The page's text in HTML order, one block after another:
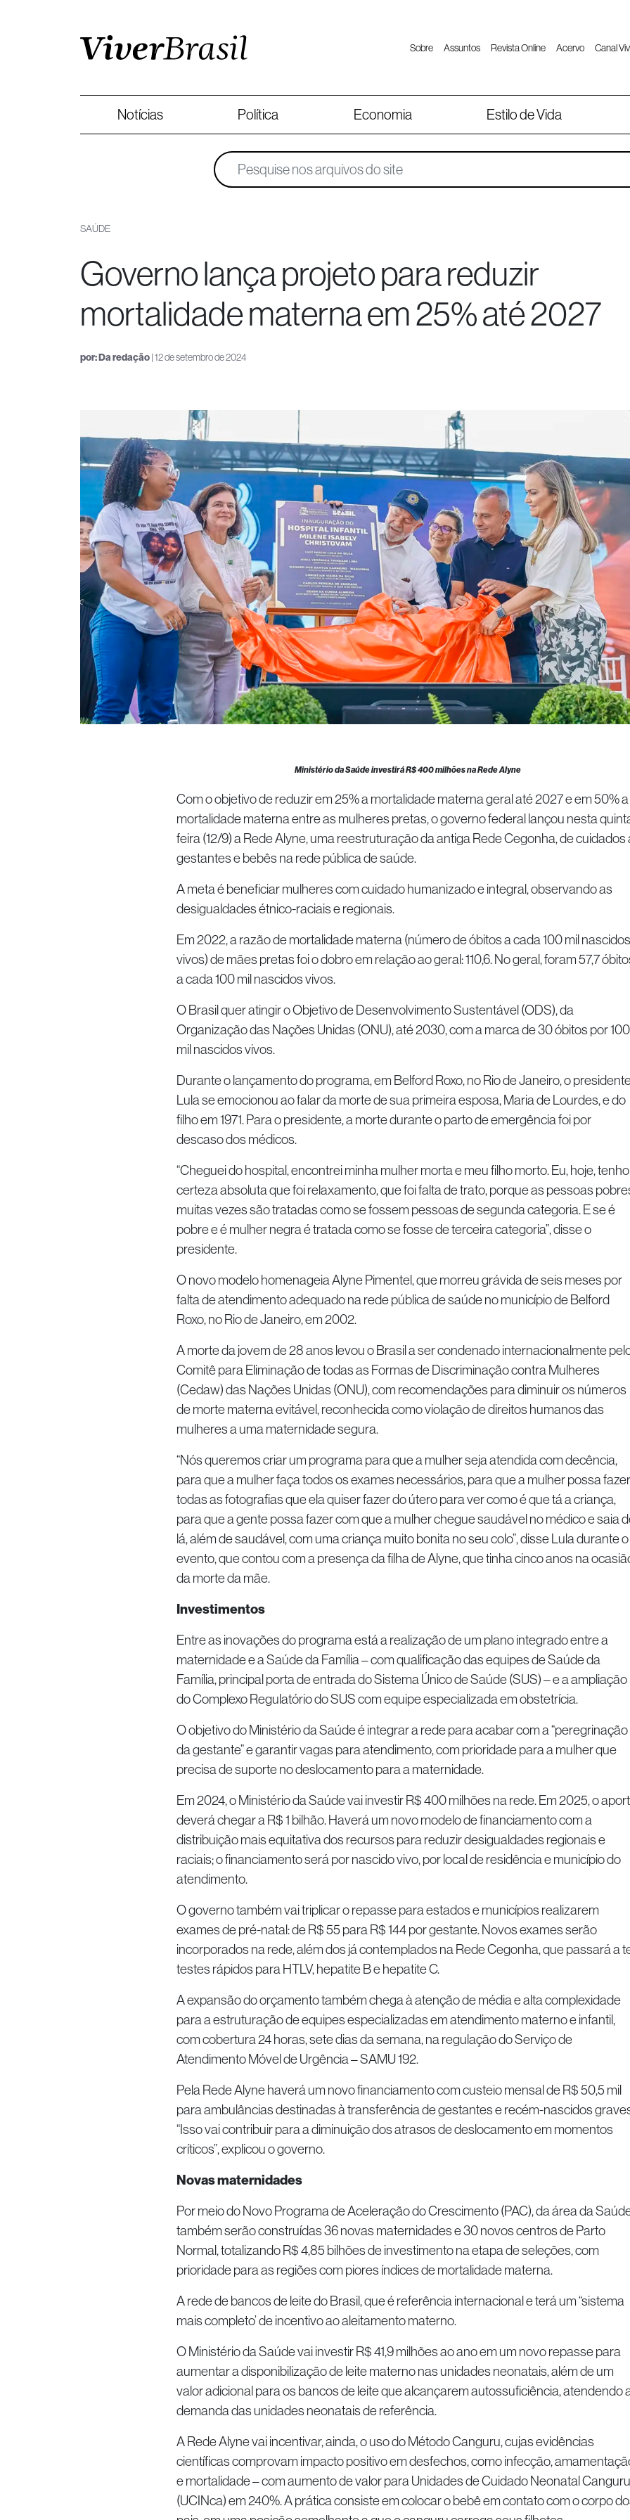
Sobre Assuntos Revista Online Acervo Canal
Notícias Política Economia Estilo de Vida
SAÚDE
Governo lança projeto para reduzir
mortalidade materna em 25% até 2027
por:Da redação| 12 de setembro de 2024
Ministério da Saúde investirá R$ 400 milhões na Rede Alyne
Com o objetivo de reduzir em 25% a mortalidade materna geral até 2027 e em 50% a
mortalidade materna entre as mulheres pretas, o governo federal lançou nesta
feira (12/9) a Rede Alyne, uma reestruturação da antiga Rede Cegonha, de cuidados
gestantes e bebês na rede pública de saúde.
A meta é beneficiar mulheres com cuidado humanizado e integral, observando as
desigualdades étnico-raciais e regionais.
Em 2022, a razão de mortalidade materna (número de óbitos a cada 100 mil nascidos
vivos) de mães pretas foi o dobro em relação ao geral: 110,6. No geral, foram 57,7
a cada 100 mil nascidos vivos.
O Brasil quer atingir o Objetivo de Desenvolvimento Sustentável (ODS), da
Organização das Nações Unidas (ONU), até 2030, com a marca de 30 óbitos por 100
mil nascidos vivos.
Durante o lançamento do programa, em Belford Roxo, no Rio de Janeiro, o
Lula se emocionou ao falar da morte de sua primeira esposa, Maria de Lourdes, e do
filho em 1971. Para o presidente, a morte durante o parto de emergência foi por
descaso dos médicos.
“Cheguei do hospital, encontrei minha mulher morta e meu filho morto. Eu, hoje, tenho
certeza absoluta que foi relaxamento, que foi falta de trato, porque as pessoas
muitas vezes são tratadas como se fossem pessoas de segunda categoria. E se é
pobre e é mulher negra é tratada como se fosse de terceira categoria”, disse o
presidente.
O novo modelo homenageia Alyne Pimentel, que morreu grávida de seis meses por
falta de atendimento adequado na rede pública de saúde no município de Belford
Roxo, no Rio de Janeiro, em 2002.
A morte da jovem de 28 anos levou o Brasil a ser condenado internacionalmente
Comitê para Eliminação de todas as Formas de Discriminação contra Mulheres
(Cedaw) das Nações Unidas (ONU), com recomendações para diminuir os números
de morte materna evitável, reconhecida como violação de direitos humanos das
mulheres a uma maternidade segura.
“Nós queremos criar um programa para que a mulher seja atendida com decência,
para que a mulher faça todos os exames necessários, para que a mulher possa fazer
todas as fotografias que ela quiser fazer do útero para ver como é que tá a criança,
para que a gente possa fazer com que a mulher chegue saudável no médico e saia
lá, além de saudável, com uma criança muito bonita no seu colo”, disse Lula durante o
evento, que contou com a presença da filha de Alyne, que tinha cinco anos na
da morte da mãe.
Investimentos
Entre as inovações do programa está a realização de um plano integrado entre a
maternidade e a Saúde da Família – com qualificação das equipes de Saúde da
Família, principal porta de entrada do Sistema Único de Saúde (SUS) – e a ampliação
do Complexo Regulatório do SUS com equipe especializada em obstetrícia.
O objetivo do Ministério da Saúde é integrar a rede para acabar com a “peregrinação
da gestante” e garantir vagas para atendimento, com prioridade para a mulher que
precisa de suporte no deslocamento para a maternidade.
Em 2024, o Ministério da Saúde vai investir R$ 400 milhões na rede. Em 2025, o
deverá chegar a R$ 1 bilhão. Haverá um novo modelo de financiamento com a
distribuição mais equitativa dos recursos para reduzir desigualdades regionais e
raciais; o financiamento será por nascido vivo, por local de residência e município do
atendimento.
O governo também vai triplicar o repasse para estados e municípios realizarem
exames de pré-natal: de R$ 55 para R$ 144 por gestante. Novos exames serão
incorporados na rede, além dos já contemplados na Rede Cegonha, que passará a
testes rápidos para HTLV, hepatite B e hepatite C.
A expansão do orçamento também chega à atenção de média e alta complexidade
para a estruturação de equipes especializadas em atendimento materno e infantil,
com cobertura 24 horas, sete dias da semana, na regulação do Serviço de
Atendimento Móvel de Urgência – SAMU 192.
Pela Rede Alyne haverá um novo financiamento com custeio mensal de R$ 50,5 mil
para ambulâncias destinadas à transferência de gestantes e recém-nascidos
“Isso vai contribuir para a diminuição dos atrasos de deslocamento em momentos
críticos”, explicou o governo.
Novas maternidades
Por meio do Novo Programa de Aceleração do Crescimento (PAC), da área da
também serão construídas 36 novas maternidades e 30 novos centros de Parto
Normal, totalizando R$ 4,85 bilhões de investimento na etapa de seleções, com
prioridade para as regiões com piores índices de mortalidade materna.
A rede de bancos de leite do Brasil, que é referência internacional e terá um “sistema
mais completo’ de incentivo ao aleitamento materno.
O Ministério da Saúde vai investir R$ 41,9 milhões ao ano em um novo repasse para
aumentar a disponibilização de leite materno nas unidades neonatais, além de um
valor adicional para os bancos de leite que alcançarem autossuficiência, atendendo
demanda das unidades neonatais de referência.
A Rede Alyne vai incentivar, ainda, o uso do Método Canguru, cujas evidências
científicas comprovam impacto positivo em desfechos, como infecção,
e mortalidade – com aumento de valor para Unidades de Cuidado Neonatal Canguru
(UCINca) em 240%. A prática consiste em colocar o bebê em contato com o corpo